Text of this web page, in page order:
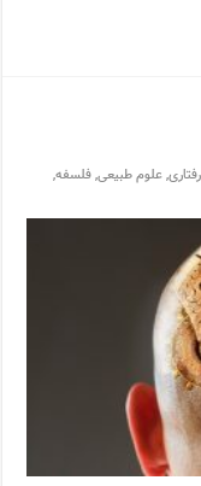
,علوم طبیعی,فلسفه,